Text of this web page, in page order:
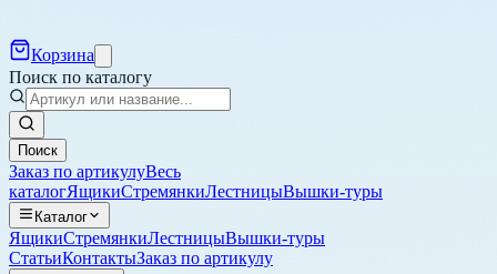
Корзина
Поиск по каталогу
Поиск
Заказ по артикулуВесь
каталогЯщикиСтремянкиЛестницыВышки-туры
Каталог
ЯщикиСтремянкиЛестницыВышки-туры
СтатьиКонтактыЗаказ по артикулу